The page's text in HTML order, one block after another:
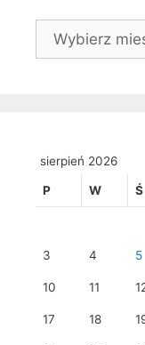
Archiwa
sierpień 2026
P W Ś
3 4 5
10 11
17 18